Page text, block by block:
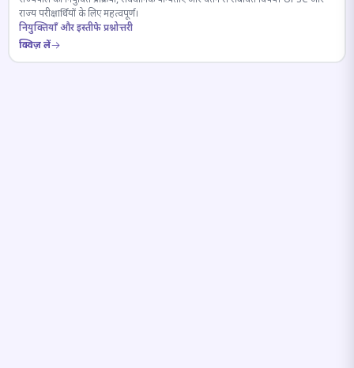
राज्य परीक्षार्थियों के लिए महत्वपूर्ण।
नियुक्तियाँ और इस्तीफे प्रश्नोत्तरी
क्विज़ लें